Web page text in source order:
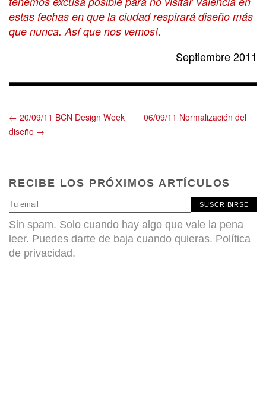
estas fechas en que la ciudad respirará diseño más
que nunca. Así que nos vemos!.
Septiembre 2011
← 20/09/11 BCN Design Week
06/09/11 Normalización del
diseño →
RECIBE LOS PRÓXIMOS ARTÍCULOS
SUSCRIBIRSE
Sin spam. Solo cuando hay algo que vale la pena
leer. Puedes darte de baja cuando quieras. Política
de privacidad.